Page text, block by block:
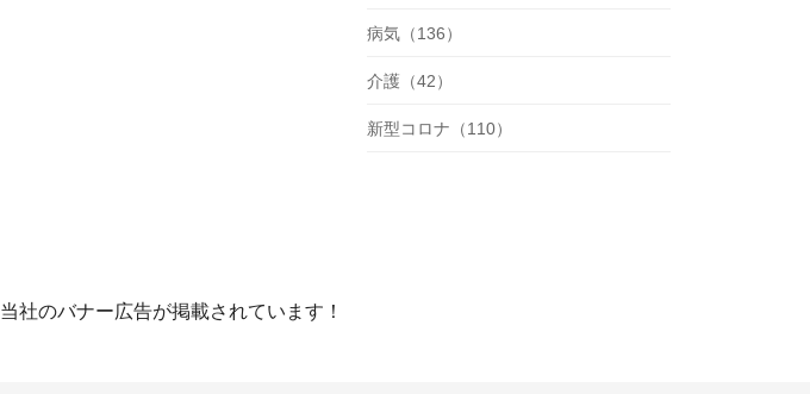
病気（136）
介護（42）
新型コロナ（110）
当社のバナー広告が掲載されています！